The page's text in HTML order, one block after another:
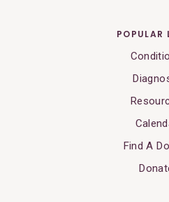
POPULAR
Find A